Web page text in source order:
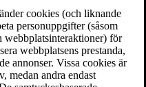
cookies (och liknande
personuppgifter (såsom
webbplatsinteraktioner) för
webbplatsens prestanda,
annonser. Vissa cookies är
medan andra endast